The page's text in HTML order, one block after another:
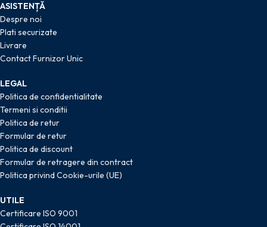
ASISTENȚĂ
Despre noi
Plati securizate
Livrare
Contact Furnizor Unic
LEGAL
Politica de confidentialitate
Termeni si conditii
Politica de retur
Formular de retur
Politica de discount
Formular de retragere din contract
Politica privind Cookie-urile (UE)
UTILE
Certificare ISO 9001